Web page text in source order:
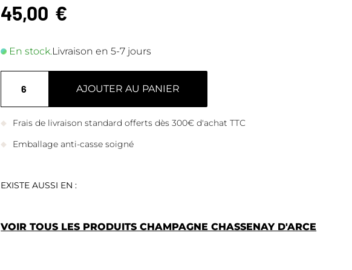
45,00 €
En stock.Livraison en 5-7 jours
AJOUTER AU PANIER
Frais de livraison standard offerts dès 300€ d'achat TTC
Emballage anti-casse soigné
EXISTE AUSSI EN :
VOIR TOUS LES PRODUITS CHAMPAGNE CHASSENAY D'ARCE